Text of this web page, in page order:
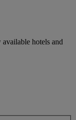
hotels and